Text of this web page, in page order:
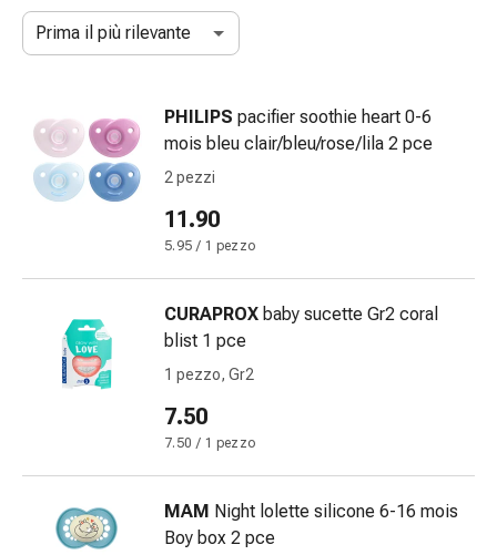
e
bronchite
accessori
Detergente
per
il
Tessuti
Raffreddore
delle
ferite
e
Compresse
Medicazioni
Prima il più rilevante
PHILIPS pacifier soothie heart 0-6
mois bleu clair/bleu/rose/lila 2 pce
2 pezzi
11.90
5.95 / 1 pezzo
CURAPROX baby sucette Gr2 coral
blist 1 pce
1 pezzo, Gr2
7.50
7.50 / 1 pezzo
MAM Night lolette silicone 6-16 mois
Boy box 2 pce